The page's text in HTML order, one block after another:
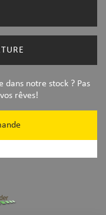
dans notre stock ? Pas
rêves!